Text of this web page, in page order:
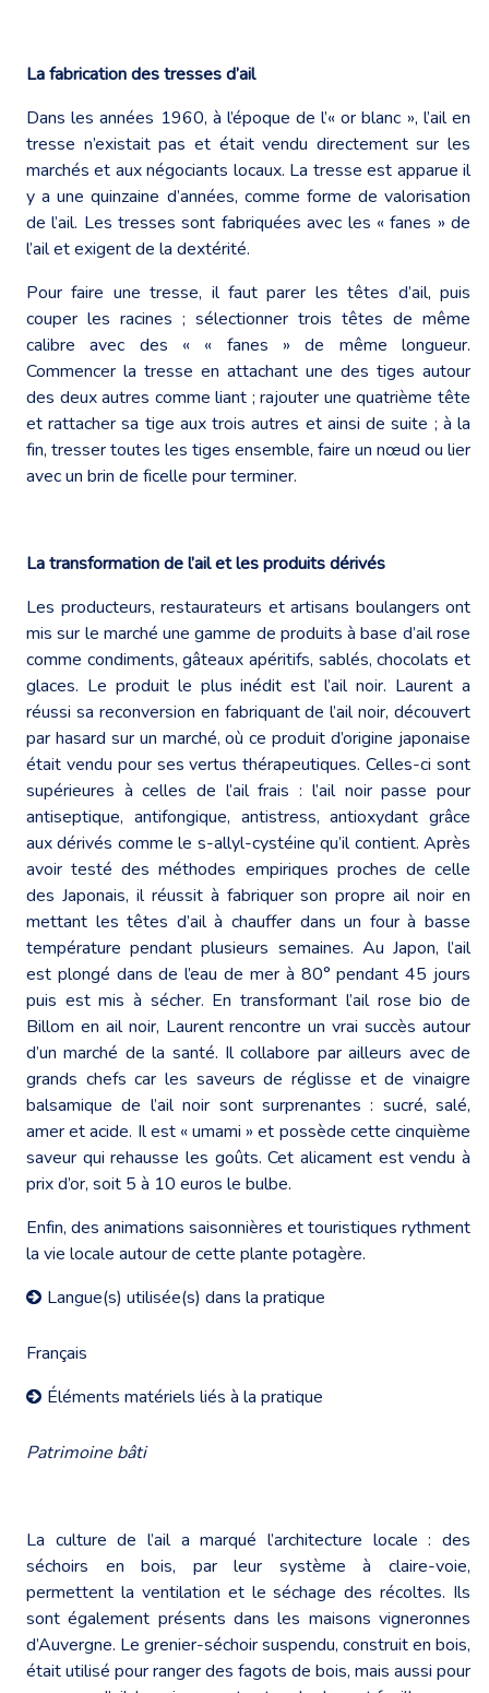
La fabrication des tresses d’ail
Dans les années 1960, à l’époque de l’« or blanc », l’ail en
tresse n’existait pas et était vendu directement sur les
marchés et aux négociants locaux. La tresse est apparue il
y a une quinzaine d’années, comme forme de valorisation
de l’ail. Les tresses sont fabriquées avec les « fanes » de
l’ail et exigent de la dextérité.
Pour faire une tresse, il faut parer les têtes d’ail, puis
couper les racines ; sélectionner trois têtes de même
calibre avec des « « fanes » de même longueur.
Commencer la tresse en attachant une des tiges autour
des deux autres comme liant ; rajouter une quatrième tête
et rattacher sa tige aux trois autres et ainsi de suite ; à la
fin, tresser toutes les tiges ensemble, faire un nœud ou lier
avec un brin de ficelle pour terminer.
La transformation de l’ail et les produits dérivés
Les producteurs, restaurateurs et artisans boulangers ont
mis sur le marché une gamme de produits à base d’ail rose
comme condiments, gâteaux apéritifs, sablés, chocolats et
glaces. Le produit le plus inédit est l’ail noir. Laurent a
réussi sa reconversion en fabriquant de l’ail noir, découvert
par hasard sur un marché, où ce produit d’origine japonaise
était vendu pour ses vertus thérapeutiques. Celles-ci sont
supérieures à celles de l’ail frais : l’ail noir passe pour
antiseptique, antifongique, antistress, antioxydant grâce
aux dérivés comme le s-allyl-cystéine qu’il contient. Après
avoir testé des méthodes empiriques proches de celle
des Japonais, il réussit à fabriquer son propre ail noir en
mettant les têtes d’ail à chauffer dans un four à basse
température pendant plusieurs semaines. Au Japon, l’ail
est plongé dans de l’eau de mer à 80° pendant 45 jours
puis est mis à sécher. En transformant l’ail rose bio de
Billom en ail noir, Laurent rencontre un vrai succès autour
d’un marché de la santé. Il collabore par ailleurs avec de
grands chefs car les saveurs de réglisse et de vinaigre
balsamique de l’ail noir sont surprenantes : sucré, salé,
amer et acide. Il est « umami » et possède cette cinquième
saveur qui rehausse les goûts. Cet alicament est vendu à
prix d’or, soit 5 à 10 euros le bulbe.
Enfin, des animations saisonnières et touristiques rythment
la vie locale autour de cette plante potagère.
Langue(s) utilisée(s) dans la pratique
Français
Éléments matériels liés à la pratique
Patrimoine bâti
La culture de l’ail a marqué l’architecture locale : des
séchoirs en bois, par leur système à claire-voie,
permettent la ventilation et le séchage des récoltes. Ils
sont également présents dans les maisons vigneronnes
d’Auvergne. Le grenier-séchoir suspendu, construit en bois,
était utilisé pour ranger des fagots de bois, mais aussi pour